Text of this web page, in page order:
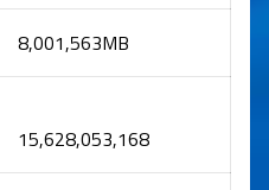
8,001,563MB
15,628,053,168